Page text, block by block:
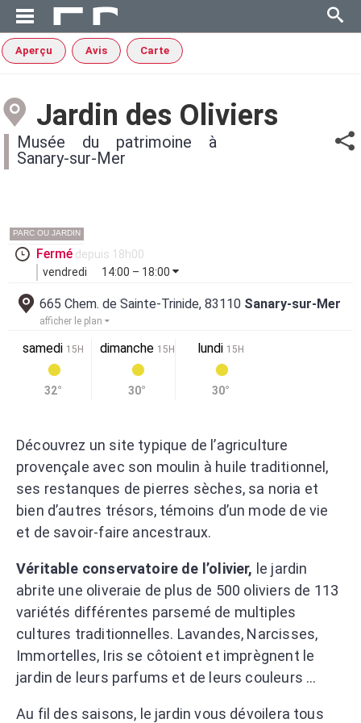
Aperçu Avis Carte
Jardin des Oliviers
Musée du patrimoine à
Sanary-sur-Mer
PARC OU JARDIN
Fermé depuis 18h00
vendredi
14:00 – 18:00
665 Chem. de Sainte-Trinide, 83110 Sanary-sur-Mer
afficher le plan
samedi 15H
32°
dimanche 15H
30°
lundi 15H
30°
Découvrez un site typique de l’agriculture
provençale avec son moulin à huile traditionnel,
ses restanques de pierres sèches, sa noria et
bien d’autres trésors, témoins d’un mode de vie
et de savoir-faire ancestraux.
Véritable conservatoire de l’olivier, le jardin
abrite une oliveraie de plus de 500 oliviers de 113
variétés différentes parsemé de multiples
cultures traditionnelles. Lavandes, Narcisses,
Immortelles, Iris se côtoient et imprègnent le
jardin de leurs parfums et de leurs couleurs …
Au fil des saisons, le jardin vous dévoilera tous